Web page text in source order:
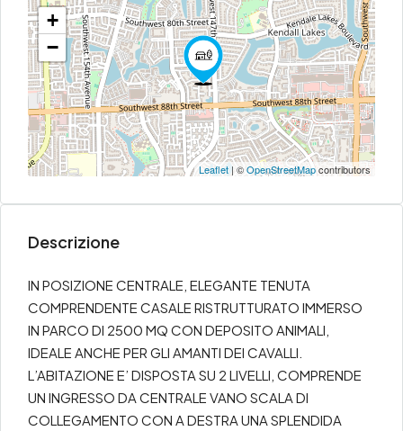
+
−
Leaflet | ©OpenStreetMapcontributors
Descrizione
IN POSIZIONE CENTRALE, ELEGANTE TENUTA
COMPRENDENTE CASALE RISTRUTTURATO IMMERSO
IN PARCO DI 2500 MQ CON DEPOSITO ANIMALI,
IDEALE ANCHE PER GLI AMANTI DEI CAVALLI.
L’ABITAZIONE E’ DISPOSTA SU 2 LIVELLI, COMPRENDE
UN INGRESSO DA CENTRALE VANO SCALA DI
COLLEGAMENTO CON A DESTRA UNA SPLENDIDA